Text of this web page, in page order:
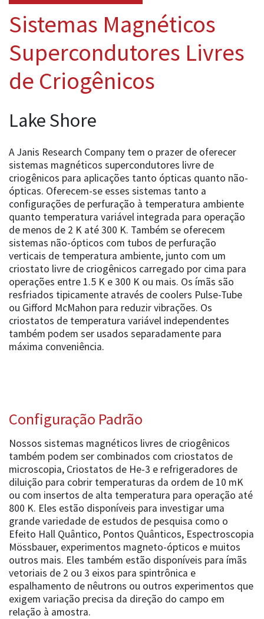
Sistemas Magnéticos
Supercondutores Livres
de Criogênicos
Lake Shore
A Janis Research Company tem o prazer de oferecer
sistemas magnéticos supercondutores livre de
criogênicos para aplicações tanto ópticas quanto não-
ópticas. Oferecem-se esses sistemas tanto a
configurações de perfuração à temperatura ambiente
quanto temperatura variável integrada para operação
de menos de 2 K até 300 K. Também se oferecem
sistemas não-ópticos com tubos de perfuração
verticais de temperatura ambiente, junto com um
criostato livre de criogênicos carregado por cima para
operações entre 1.5 K e 300 K ou mais. Os ímãs são
resfriados tipicamente através de coolers Pulse-Tube
ou Gifford McMahon para reduzir vibrações. Os
criostatos de temperatura variável independentes
também podem ser usados separadamente para
máxima conveniência.
Configuração Padrão
Nossos sistemas magnéticos livres de criogênicos
também podem ser combinados com criostatos de
microscopia, Criostatos de He-3 e refrigeradores de
diluição para cobrir temperaturas da ordem de 10 mK
ou com insertos de alta temperatura para operação até
800 K. Eles estão disponíveis para investigar uma
grande variedade de estudos de pesquisa como o
Efeito Hall Quântico, Pontos Quânticos, Espectroscopia
Mössbauer, experimentos magneto-ópticos e muitos
outros mais. Eles também estão disponíveis para ímãs
vetoriais de 2 ou 3 eixos para spintrônica e
espalhamento de nêutrons ou outros experimentos que
exigem variação precisa da direção do campo em
relação à amostra.